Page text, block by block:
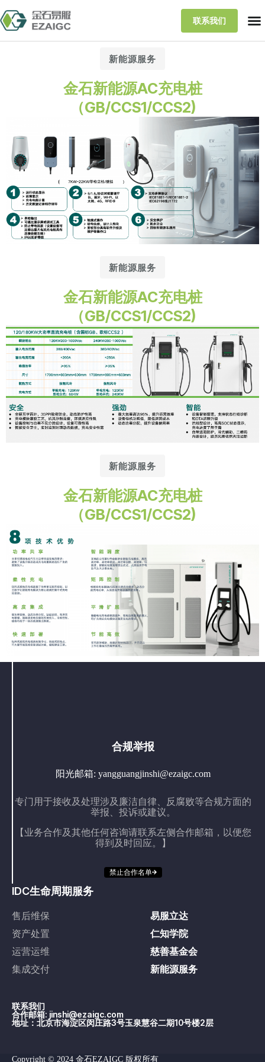
联系我们
新能源服务
金石新能源AC充电桩
（GB/CCS1/CCS2)
新能源服务
金石新能源AC充电桩
（GB/CCS1/CCS2)
新能源服务
金石新能源AC充电桩
（GB/CCS1/CCS2)
IDC生命周期服务
售后维保
资产处置
运营运维
集成交付
易服立达
仁知学院
慈善基金会
新能源服务
联系我们
合作邮箱: jinshi@ezaigc.com
地址：北京市海淀区闵庄路3号玉泉慧谷二期10号楼2层
合规举报
阳光邮箱: yangguangjinshi@ezaigc.com
专门用于接收及处理涉及廉洁自律、反腐败等合规方面的
举报、投诉或建议。
【业务合作及其他任何咨询请联系左侧合作邮箱，以便您
得到及时回应。】
禁止合作名单
Copyright © 2024 金石EZAIGC 版权所有